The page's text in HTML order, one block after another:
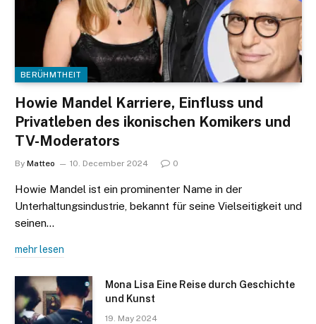
BERÜHMTHEIT
Howie Mandel Karriere, Einfluss und
Privatleben des ikonischen Komikers und
TV-Moderators
By Matteo 10. December 2024 0
Howie Mandel ist ein prominenter Name in der
Unterhaltungsindustrie, bekannt für seine Vielseitigkeit und
seinen…
mehr lesen
Mona Lisa Eine Reise durch Geschichte
und Kunst
19. May 2024